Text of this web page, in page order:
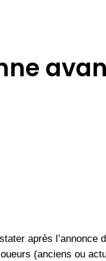
après l’annonce
(anciens ou